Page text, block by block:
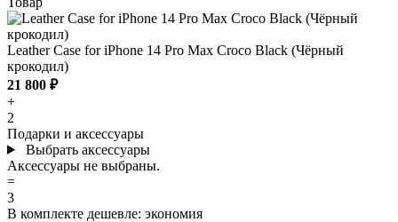
Leather Case for iPhone 14 Pro Max Croco Black (Чёрный
крокодил)
21 800 ₽
+
2
Подарки и аксессуары
Выбрать аксессуары
Аксессуары не выбраны.
=
3
В комплекте дешевле: экономия